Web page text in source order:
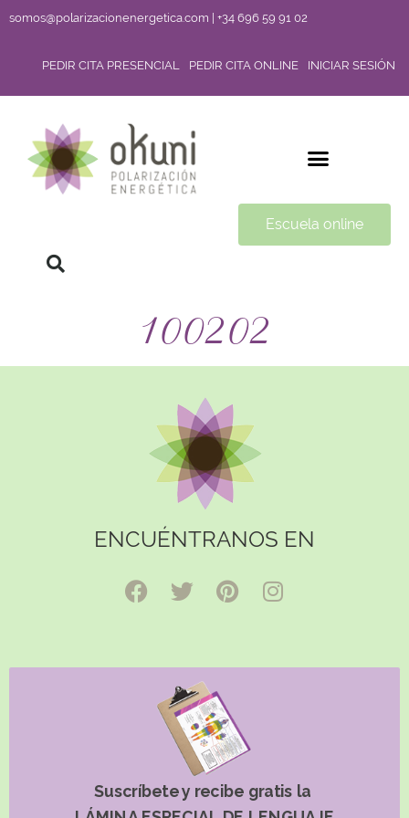
somos@polarizacionenergetica.com | +34 696 59 91 02
PEDIR CITA PRESENCIAL PEDIR CITA ONLINE INICIAR SESIÓN
Escuela online
100202
ENCUÉNTRANOS EN
Suscríbete y recibe gratis la